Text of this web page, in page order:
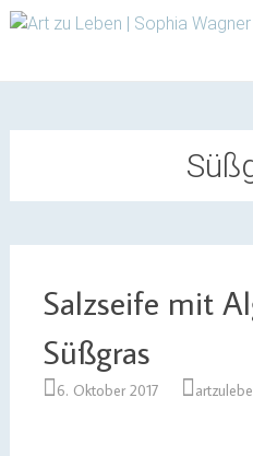
Salzseife mit
Süßgras
6. Oktober 2017